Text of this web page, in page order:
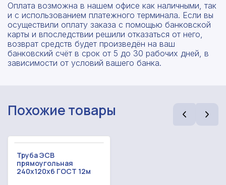
Оплата возможна в нашем офисе как наличными, так
и с использованием платежного терминала. Если вы
осуществили оплату заказа с помощью банковской
карты и впоследствии решили отказаться от него,
возврат средств будет произведён на ваш
банковский счёт в срок от 5 до 30 рабочих дней, в
зависимости от условий вашего банка.
Похожие товары
Труба ЭСВ
прямоугольная
240х120х6 ГОСТ 12м
Заполните форму ниже, чтобы получить
точный расчет сметы. Мы свяжемся с вами в
Оставьте номер
телефона